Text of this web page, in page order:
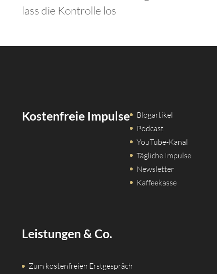
lass die Kontrolle los
Kostenfreie Impulse
Blogartikel
Podcast
YouTube-Kanal
Tägliche Impulse
Newsletter
Kaffeekasse
Leistungen & Co.
Zum kostenfreien Erstgespräch